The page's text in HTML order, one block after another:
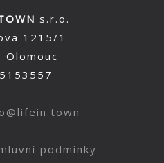
s.r.o.
1215/1
Olomouc
podmínky